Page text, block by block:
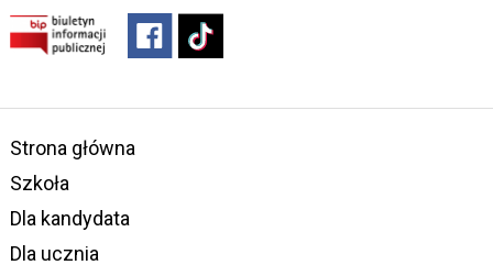
Strona główna
Szkoła
Dla kandydata
Dla ucznia